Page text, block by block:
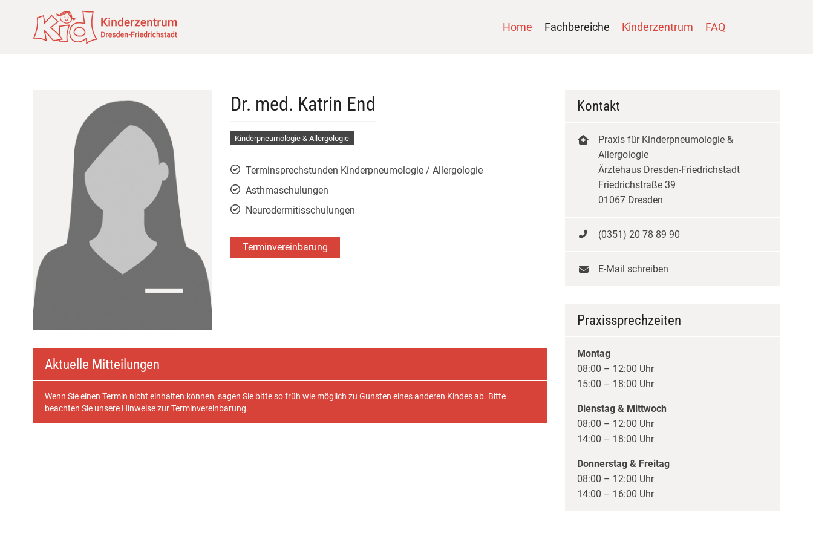
Home Fachbereiche Kinderzentrum FAQ
Kontakt
Praxis für Kinderpneumologie &
Allergologie
Ärztehaus Dresden-Friedrichstadt
Friedrichstraße 39
01067 Dresden
(0351) 20 78 89 90
E-Mail schreiben
Praxissprechzeiten
Montag
08:00 – 12:00 Uhr
15:00 – 18:00 Uhr
Dienstag & Mittwoch
08:00 – 12:00 Uhr
14:00 – 18:00 Uhr
Donnerstag & Freitag
08:00 – 12:00 Uhr
14:00 – 16:00 Uhr
Dr. med. Katrin End
Kinderpneumologie & Allergologie
Terminsprechstunden Kinderpneumologie / Allergologie
Asthmaschulungen
Neurodermitisschulungen
Terminvereinbarung
Aktuelle Mitteilungen
Wenn Sie einen Termin nicht einhalten können, sagen Sie bitte so früh wie möglich zu Gunsten eines anderen Kindes ab. Bitte
beachten Sie unsere Hinweise zur Terminvereinbarung.